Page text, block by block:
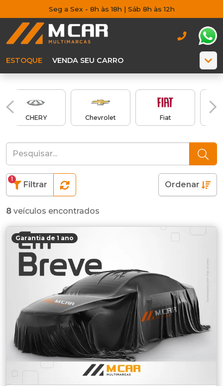
Seg a Sex - 8h às 18h | Sáb 8h às 12h
ESTOQUE VENDA SEU CARRO
CHERY Chevrolet Fiat
Filtrar
1
Ordenar
8 veículos encontrados
Garantia de 1 ano